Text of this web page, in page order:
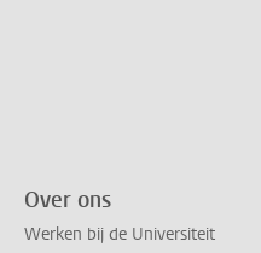
Over ons
Werken bij de Universiteit